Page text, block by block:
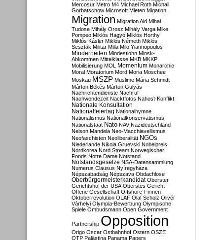
Mercosur Metro M4 Michael Roth Michail
Gorbatschow Microsoft Mieten Migation
Migration Migration Aid Mihai
Tudose Mihály Orosz Mihály Varga Mike
Pompeo Miklós Hagyó Miklós Horthy
Miklós Kásler Miklós Németh Miklós
Seszták Militär Milla Milo Yiannopoulos
Minderheiten Mindestlohn Minsk-
Abkommen Mittelklasse MKB MKKP
Mobilisierung MOL Momentum Monarchie
Moral Moratorium Mord Moria Moschee
Moskau MSZP Muslime Mária Schmidt
Márton Békés Márton Gulyás
Nachrichtendienste Nachruf
Nachwendezeit Nacktfotos Nahost-Konflikt
Nationale Konsultation
Nationalfeiertag Nationalhymne
Nationalismus Nationalkonservatismus
Nationalstaat Nato NAV Nazideutschland
Nelson Mandela Neo-Macchiavellismus
Neofaschisten Neoliberalität NGOs
Niederlande Nikola Gruevski Nobelpreis
Nordkorea Nord Stream Norwegischer
Fonds Notre Dame Notstand
Notstandsgesetze NSA-Datensammlung
Numerus Clausus Nyíregyháza
Népszabadság Népszava Obdachlose
Oberbürgermeisterkandidat Oberster
Gerichtshof der USA Oberstes Gericht
Offene Gesellschaft Offshore-Firmen
Oktoberrevolution OLAF Olaf Scholz Olivér
Várhelyi Olympia-Bewerbung Olympische
Spiele Ombudsmann Open Government
Partnership Opposition
Origo Oscar Ostbahnhof Ostern OSZE
OTP Palästina Panama Papers